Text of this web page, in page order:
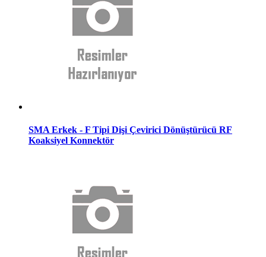
SMA Erkek - F Tipi Dişi Çevirici Dönüştürücü RF
Koaksiyel Konnektör